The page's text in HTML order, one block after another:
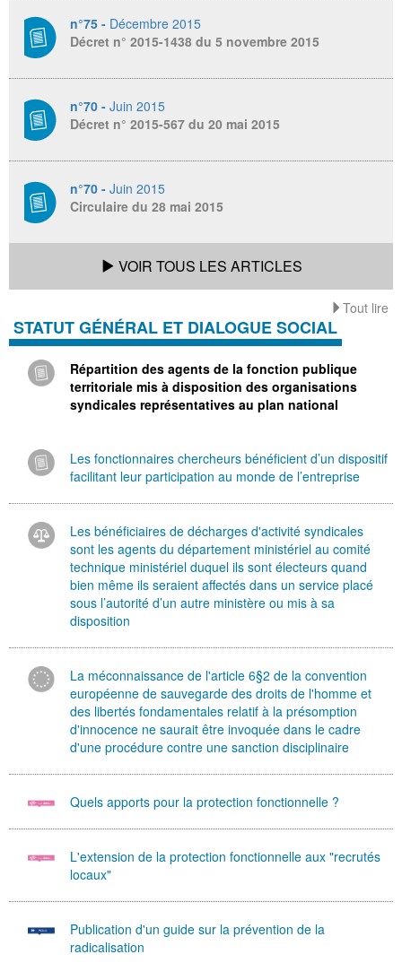
n°75 - Décembre 2015
Décret n° 2015-1438 du 5 novembre 2015
n°70 - Juin 2015
Décret n° 2015-567 du 20 mai 2015
n°70 - Juin 2015
Circulaire du 28 mai 2015
VOIR TOUS LES ARTICLES
Tout lire
STATUT GÉNÉRAL ET DIALOGUE SOCIAL
Répartition des agents de la fonction publique
territoriale mis à disposition des organisations
syndicales représentatives au plan national
Les fonctionnaires chercheurs bénéficient d’un dispositif
facilitant leur participation au monde de l’entreprise
Les bénéficiaires de décharges d'activité syndicales
sont les agents du département ministériel au comité
technique ministériel duquel ils sont électeurs quand
bien même ils seraient affectés dans un service placé
sous l’autorité d’un autre ministère ou mis à sa
disposition
La méconnaissance de l'article 6§2 de la convention
européenne de sauvegarde des droits de l'homme et
des libertés fondamentales relatif à la présomption
d'innocence ne saurait être invoquée dans le cadre
d'une procédure contre une sanction disciplinaire
Quels apports pour la protection fonctionnelle ?
L'extension de la protection fonctionnelle aux "recrutés
locaux"
Publication d'un guide sur la prévention de la
radicalisation